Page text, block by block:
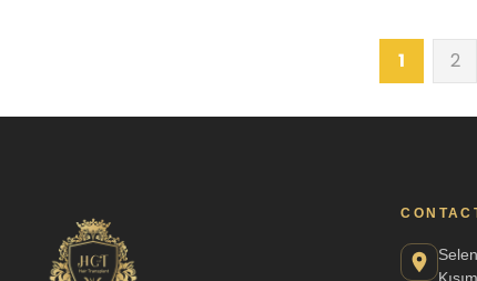
essere gestito e piccoli errori
possono creare battute
risultato finale […]
1 2